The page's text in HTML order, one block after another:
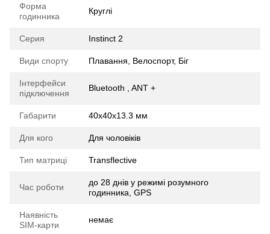
Форма
годинника
Круглі
Серия Instinct 2
Види спорту Плавання, Велоспорт, Біг
Інтерфейси
підключення
Bluetooth , ANT +
Габарити 40х40х13.3 мм
Для кого Для чоловіків
Тип матриці Transflective
Час роботи
до 28 днів у режимі розумного
годинника, GPS
Наявність
SIM-карти
немає